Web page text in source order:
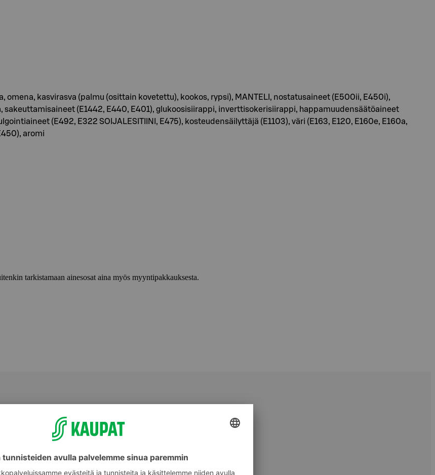
omena, kasvirasva (palmu (osittain kovetettu), kookos, rypsi), MANTELI, nostatusaineet (E500ii, E450i),
sakeuttamisaineet (E1442, E440, E401), glukoosisiirappi, inverttisokerisiirappi, happamuudensäätöaineet
(E492, E322 SOIJALESITIINI, E475), kosteudensäilyttäjä (E1103), väri (E163, E120, E160e, E160a,
aromi
tarkistamaan ainesosat aina myös myyntipakkauksesta.